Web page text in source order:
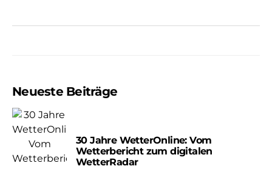
Neueste Beiträge
30 Jahre WetterOnline: Vom
Wetterbericht zum digitalen
WetterRadar